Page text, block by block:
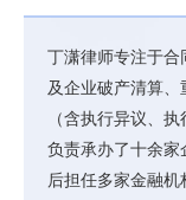
丁潇律师专注于合
及企业破产清算
（含执行异议、
负责承办了十余家
后担任多家金融